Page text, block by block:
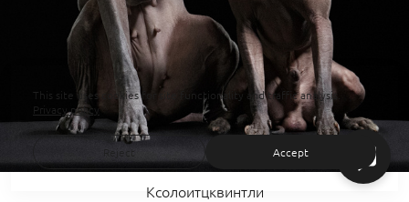
Ксолоитцквинтли
This site uses cookies for site functionality and traffic analysis.
Privacy policy
Reject Accept